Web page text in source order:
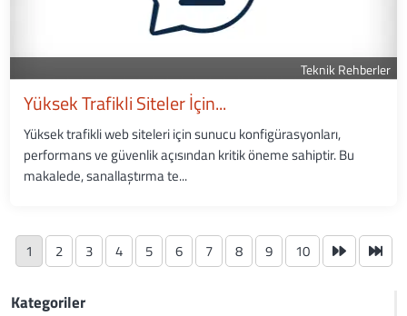
Teknik Rehberler
Yüksek Trafikli Siteler İçin...
Yüksek trafikli web siteleri için sunucu konfigürasyonları,
performans ve güvenlik açısından kritik öneme sahiptir. Bu
makalede, sanallaştırma te...
1 2 3 4 5 6 7 8 9 10
Kategoriler